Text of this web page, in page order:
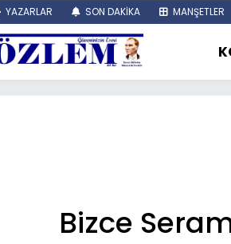
YAZARLAR SON DAKİKA MANŞETLER
Bizce